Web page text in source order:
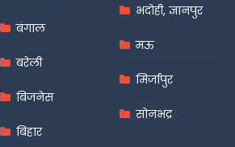
बंगाल
बरेली
बिजनेस
बिहार
भदोही, ज्ञानपुर
मऊ
मिर्जापुर
सोनभद्र